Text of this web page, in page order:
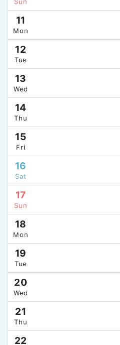
11
Mon
12
Tue
13
Wed
14
Thu
15
Fri
16
Sat
17
Sun
18
Mon
19
Tue
20
Wed
21
Thu
22